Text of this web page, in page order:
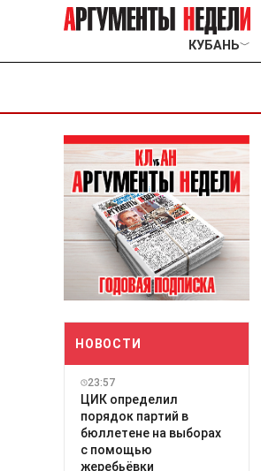
КУБАНЬ﹀
НОВОСТИ
23:57
ЦИК определил
порядок партий в
бюллетене на выборах
с помощью
жеребьёвки